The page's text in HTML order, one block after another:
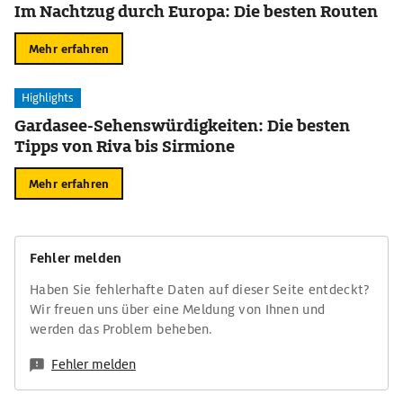
Im Nachtzug durch Europa: Die besten Routen
Mehr erfahren
Highlights
Gardasee-Sehenswürdigkeiten: Die besten
Tipps von Riva bis Sirmione
Mehr erfahren
Fehler melden
Haben Sie fehlerhafte Daten auf dieser Seite entdeckt?
Wir freuen uns über eine Meldung von Ihnen und
werden das Problem beheben.
Fehler melden